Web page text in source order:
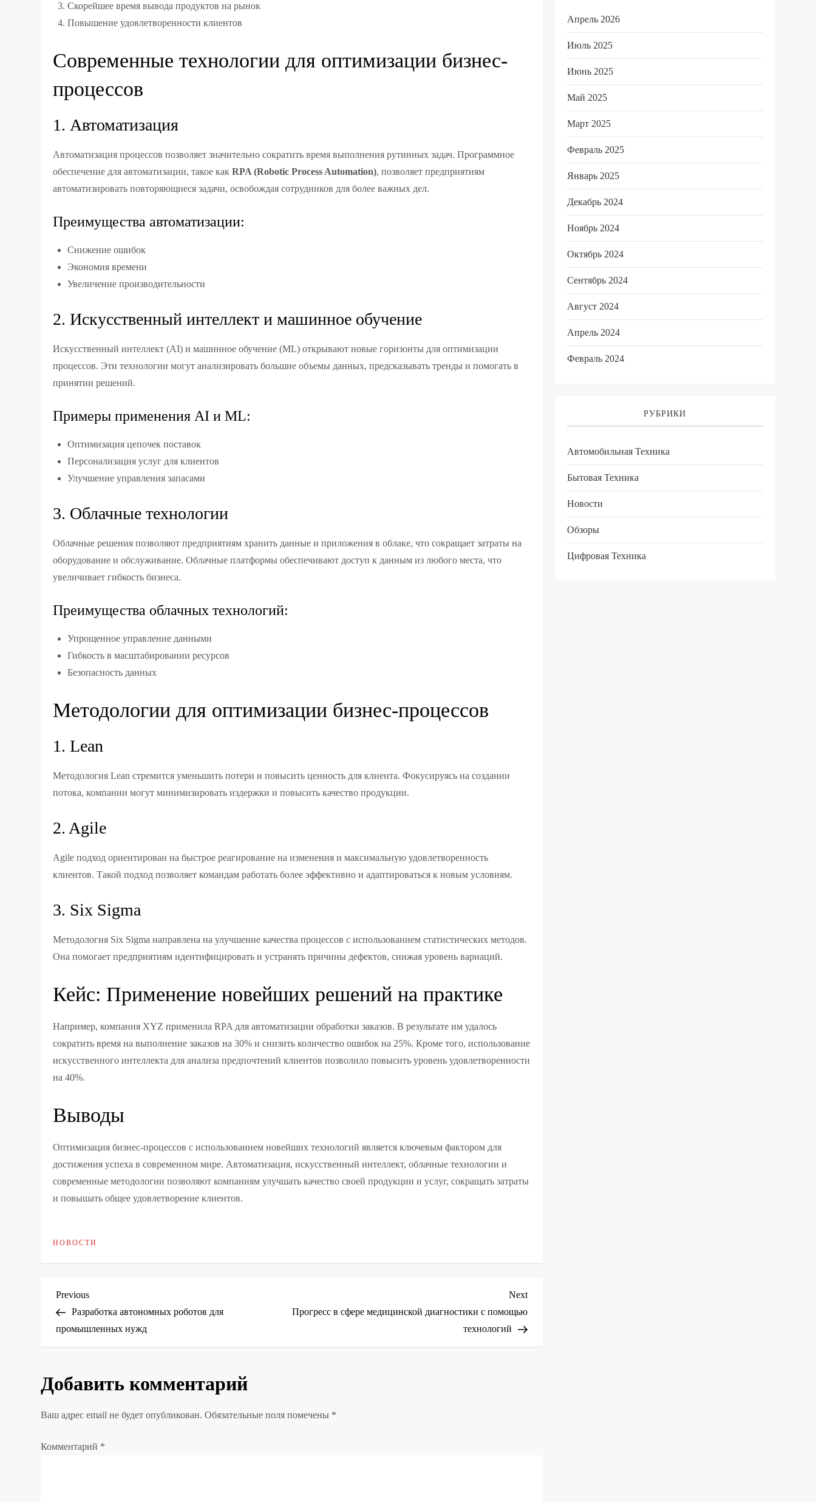
Скорейшее время вывода продуктов на рынок
Повышение удовлетворенности клиентов
Современные технологии для оптимизации бизнес-
процессов
1. Автоматизация
Автоматизация процессов позволяет значительно сократить время выполнения рутинных задач. Программное
обеспечение для автоматизации, такое какRPA (Robotic Process Automation), позволяет предприятиям
автоматизировать повторяющиеся задачи, освобождая сотрудников для более важных дел.
Преимущества автоматизации:
Снижение ошибок
Экономия времени
Увеличение производительности
2. Искусственный интеллект и машинное обучение
Искусственный интеллект (AI) и машинное обучение (ML) открывают новые горизонты для оптимизации
процессов. Эти технологии могут анализировать большие объемы данных, предсказывать тренды и помогать в
принятии решений.
Примеры применения AI и ML:
Оптимизация цепочек поставок
Персонализация услуг для клиентов
Улучшение управления запасами
3. Облачные технологии
Облачные решения позволяют предприятиям хранить данные и приложения в облаке, что сокращает затраты на
оборудование и обслуживание. Облачные платформы обеспечивают доступ к данным из любого места, что
увеличивает гибкость бизнеса.
Преимущества облачных технологий:
Упрощенное управление данными
Гибкость в масштабировании ресурсов
Безопасность данных
Методологии для оптимизации бизнес-процессов
1. Lean
Методология Lean стремится уменьшить потери и повысить ценность для клиента. Фокусируясь на создании
потока, компании могут минимизировать издержки и повысить качество продукции.
2. Agile
Agile подход ориентирован на быстрое реагирование на изменения и максимальную удовлетворенность
клиентов. Такой подход позволяет командам работать более эффективно и адаптироваться к новым условиям.
3. Six Sigma
Методология Six Sigma направлена на улучшение качества процессов с использованием статистических методов.
Она помогает предприятиям идентифицировать и устранять причины дефектов, снижая уровень вариаций.
Кейс: Применение новейших решений на практике
Например, компания XYZ применила RPA для автоматизации обработки заказов. В результате им удалось
сократить время на выполнение заказов на 30% и снизить количество ошибок на 25%. Кроме того, использование
искусственного интеллекта для анализа предпочтений клиентов позволило повысить уровень удовлетворенности
на 40%.
Выводы
Оптимизация бизнес-процессов с использованием новейших технологий является ключевым фактором для
достижения успеха в современном мире. Автоматизация, искусственный интеллект, облачные технологии и
современные методологии позволяют компаниям улучшать качество своей продукции и услуг, сокращать затраты
и повышать общее удовлетворение клиентов.
НОВОСТИ
Н
а
и
г
а
Previous
Post
Previous
Разработка автономных роботов для
промышленных нужд
Next
Post
Next
Прогресс в сфере медицинской диагностики с помощью
технологий
Добавить комментарий
Ваш адрес email не будет опубликован. Обязательные поля помечены *
Комментарий *
Апрель 2026
Июль 2025
Июнь 2025
Май 2025
Март 2025
Февраль 2025
Январь 2025
Декабрь 2024
Ноябрь 2024
Октябрь 2024
Сентябрь 2024
Август 2024
Апрель 2024
Февраль 2024
РУБРИКИ
Автомобильная Техника
Бытовая Техника
Новости
Обзоры
Цифровая Техника